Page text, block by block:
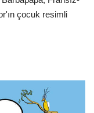
çocuk resimli